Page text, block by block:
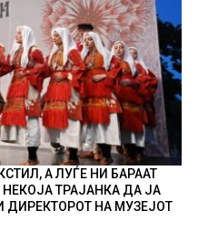
А ЛУЃЕ НИ БАРААТ
ТРАЈАНКА ДА ЈА
ДИРЕКТОРОТ НА МУЗЕЈОТ